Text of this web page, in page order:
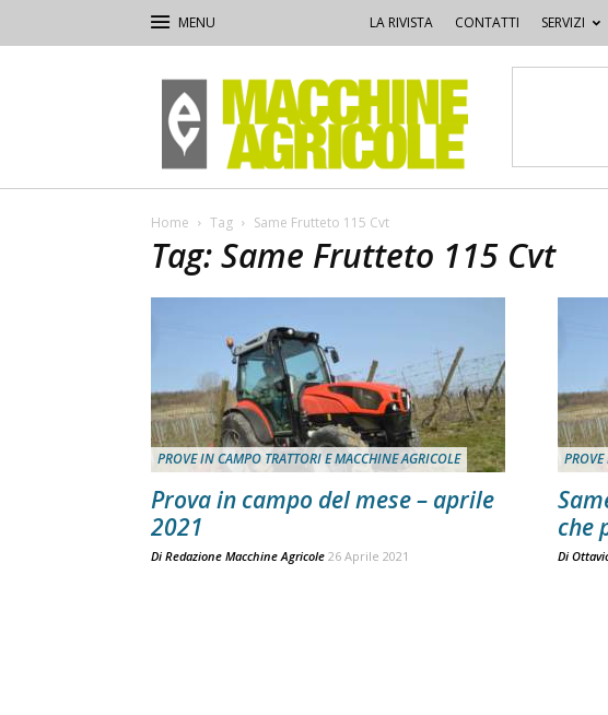
LA RIVISTA CONTATTI SERVIZI
Macchine
Agricole
Home Tag Same Frutteto 115 Cvt
Tag: Same Frutteto 115 Cvt
PROVE IN CAMPO TRATTORI E MACCHINE AGRICOLE
Prova in campo del mese – aprile
2021
Di Redazione Macchine Agricole 26 Aprile 2021
che
Di